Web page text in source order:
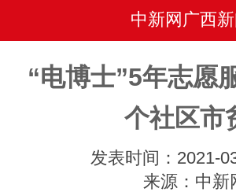
中新网广西
“电博士”5年志愿
个社区市
发表时间：2021-
来源：中新